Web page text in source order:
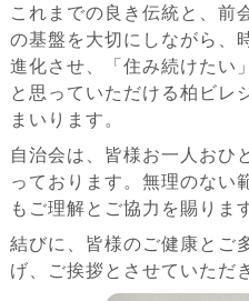
これまでの良き伝統と、前
の基盤を大切にしながら、
進化させ、「住み続けたい
と思っていただける柏ビレ
まいります。
自治会は、皆様お一人おひ
っております。無理のない
もご理解とご協力を賜りま
結びに、皆様のご健康とご
げ、ご挨拶とさせていただ